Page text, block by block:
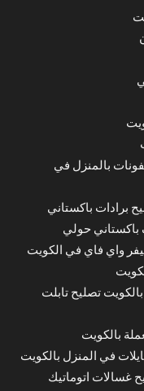
بالمنزل في
حولي
واي فاي في الكويت
تصليح تابلت
بالكويت
في المنزل بالكويت
غسالات اتوماتيك